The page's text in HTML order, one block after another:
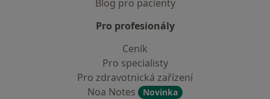
Blog pro pacienty
Pro profesionály
Ceník
Pro specialisty
Pro zdravotnická zařízení
Noa Notes
Novinka